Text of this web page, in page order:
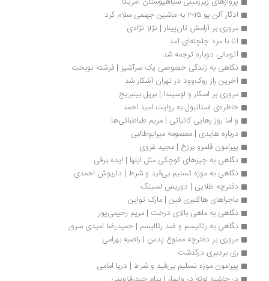
ادگار آلن پو ۲۰۲۵ به ماشین جهنمی سلام کرد
مروری بر آرامش تان‌پینار | نژلا نژادی
آنا با مرد چلچله‌ای آمد
آنومالی دوباره ترجمه شد
نگاهی به زندگی خصوصی یک سرآشپز | فرشته نوبخت
آخرین راز روک‌وود در تهران آشکار شد
مروری بر اسکار و لوسیندا | بریل بینبریج
خاطره‌ی استانبول به روایت امید احمد
و اما روز رهایی کانیاتی | مریم طباطبائی‌ها
درباره هایدی | معصومه میرابوطالبی
پیرامون قلمرو برزخ | مجید غروی
نگاهی به چیزهای کوچکی مثل اینها | ایده برقی
نگاهی به موزه تسلیم بی‌قید و شرط | داریوش احمدی
دفترچه طلایی | دوریس لسینگ
ماجراهای هاکلبری فین | مارک تواین
نگاهی به ماهی بالای درخت | مریم رحیمی‌پور
نگاهی به رئالیسم و ضد رئالیسم | حمیدرضا امیدی سرور
مروری بر دفترچه ممنوع پدس | راضیه بهرامی
ری بردبری درگذشت
پیرامون موزه‌ تسلیم بی‌قید و شرط | دریا امامی